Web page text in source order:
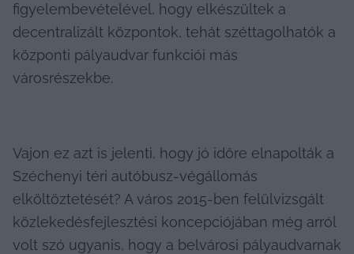
figyelembevételével, hogy elkészültek a
decentralizált központok, tehát széttagolhatók a
központi pályaudvar funkciói más
városrészekbe.
Vajon ez azt is jelenti, hogy jó időre elnapolták a
Széchenyi téri autóbusz-végállomás
elköltöztetését? A város 2015-ben felülvizsgált
közlekedésfejlesztési koncepciójában még arról
volt szó ugyanis, hogy a belvárosi pályaudvarnak